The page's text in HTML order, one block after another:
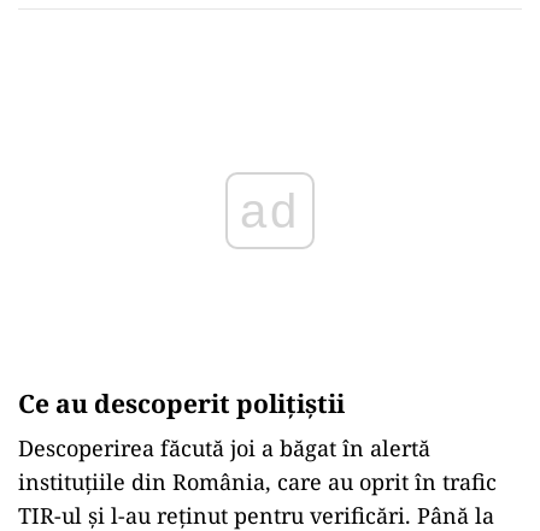
Ce au descoperit poliţiştii
Descoperirea făcută joi a băgat în alertă
instituțiile din România, care au oprit în trafic
TIR-ul și l-au reținut pentru verificări. Până la